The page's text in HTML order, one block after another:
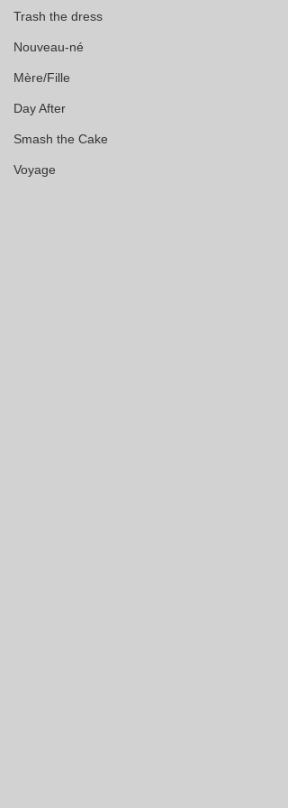
Trash the dress
Nouveau-né
Mère/Fille
Day After
Smash the Cake
Voyage